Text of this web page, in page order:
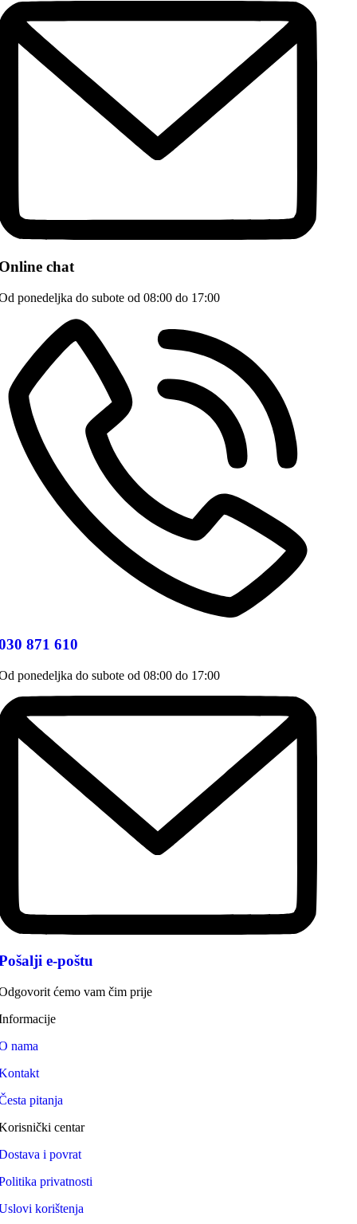
chat
ponedeljka do subote od 08:00 do 17:00
871 610
ponedeljka do subote od 08:00 do 17:00
e-poštu
ćemo vam čim prije
nama
pitanja
centar
i povrat
privatnosti
korištenja